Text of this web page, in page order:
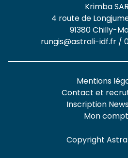
Krimba
4 route de
91380 Chilly-
rungis@astrali-idf.fr /
Mentions
Contact et
Inscription
Mon
Copyright